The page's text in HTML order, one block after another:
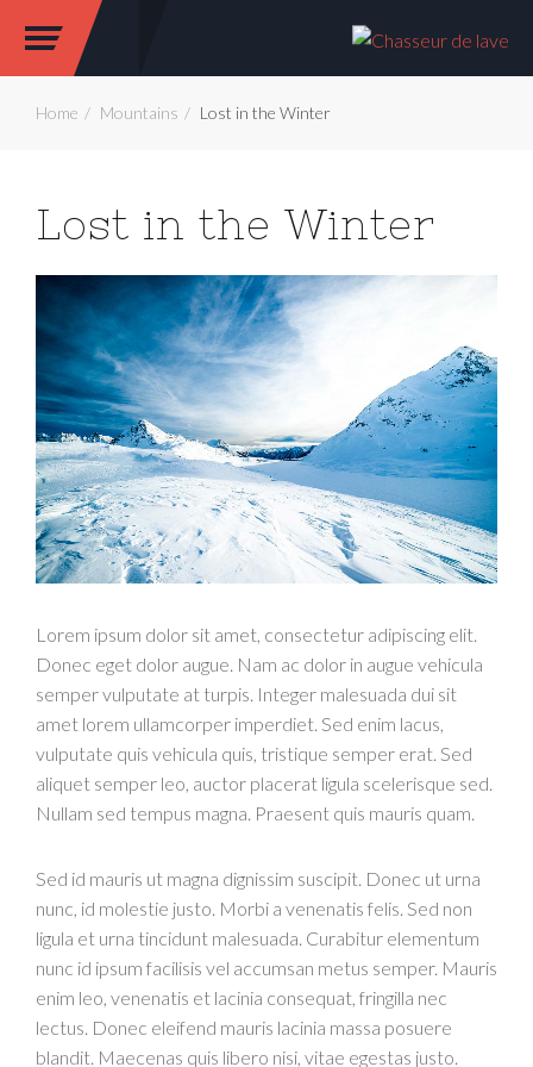
Home Mountains Lost in the Winter
Lost in the Winter
Lorem ipsum dolor sit amet, consectetur adipiscing elit.
Donec eget dolor augue. Nam ac dolor in augue vehicula
semper vulputate at turpis. Integer malesuada dui sit
amet lorem ullamcorper imperdiet. Sed enim lacus,
vulputate quis vehicula quis, tristique semper erat. Sed
aliquet semper leo, auctor placerat ligula scelerisque sed.
Nullam sed tempus magna. Praesent quis mauris quam.
Sed id mauris ut magna dignissim suscipit. Donec ut urna
nunc, id molestie justo. Morbi a venenatis felis. Sed non
ligula et urna tincidunt malesuada. Curabitur elementum
nunc id ipsum facilisis vel accumsan metus semper. Mauris
enim leo, venenatis et lacinia consequat, fringilla nec
lectus. Donec eleifend mauris lacinia massa posuere
blandit. Maecenas quis libero nisi, vitae egestas justo.